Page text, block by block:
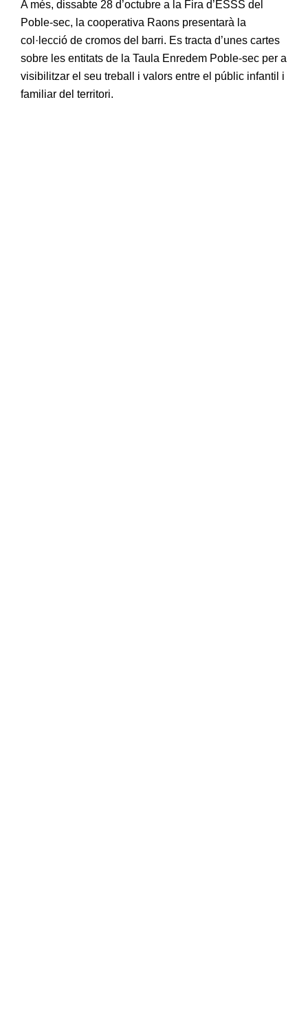
A més, dissabte 28 d’octubre a la Fira d’ESSS del
Poble-sec, la cooperativa Raons presentarà la
col·lecció de cromos del barri. Es tracta d’unes cartes
sobre les entitats de la Taula Enredem Poble-sec per a
visibilitzar el seu treball i valors entre el públic infantil i
familiar del territori.